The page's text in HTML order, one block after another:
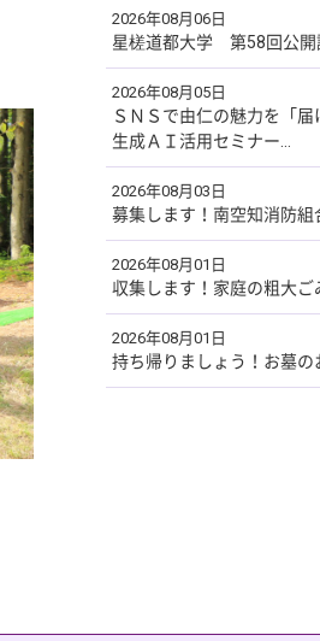
2026年08月06日
星槎道都大学 第58回公開
2026年08月05日
ＳＮＳで由仁の魅力を「届
生成ＡＩ活用セミナー...
2026年08月03日
募集します！南空知消防組
2026年08月01日
収集します！家庭の粗大ご
2026年08月01日
持ち帰りましょう！お墓の